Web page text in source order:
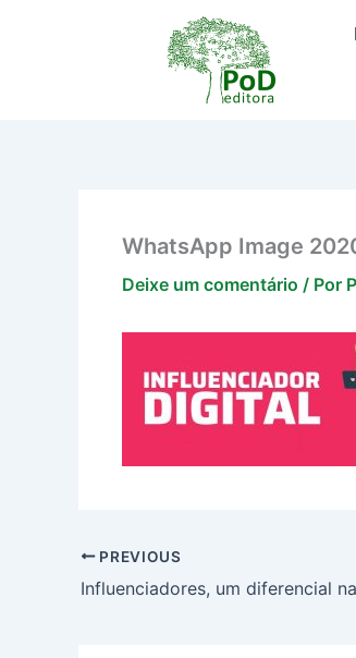
WhatsApp Image
Deixe um comentário / Por
PREVIOUS
Influenciadores, um diferencial